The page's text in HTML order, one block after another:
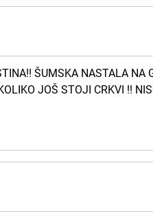
ŠUMSKA NASTALA NA
JOŠ STOJI CRKVI !!